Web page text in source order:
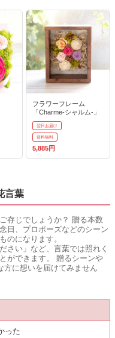
フラワーフレーム
「Charme-シャルム-」
翌日お届け
送料無料
5,885円
言葉
存じでしょうか？ 贈る本数
日、プロポーズなどのシーン
のになります。
さい」など、言葉では照れく
ができます。 贈るシーンや
方に想いを届けてみません
った